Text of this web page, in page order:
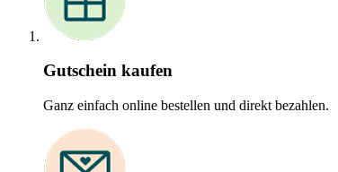
Gutschein kaufen
Ganz einfach online bestellen und direkt bezahlen.